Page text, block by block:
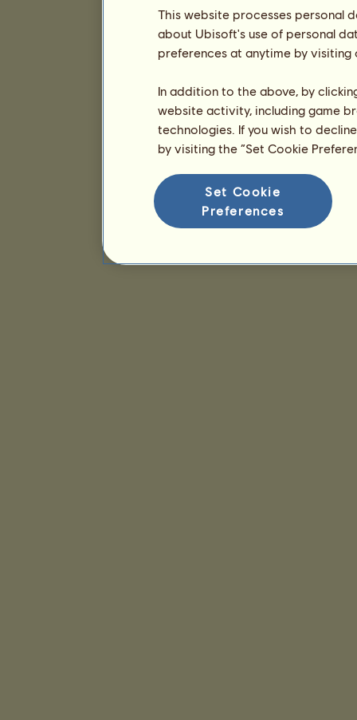
This website processes personal
about Ubisoft's use of personal
preferences at anytime by
In addition to the above, by
website activity, including game
technologies. If you wish to
by visiting the “Set Cookie
Set Cookie
Preferences